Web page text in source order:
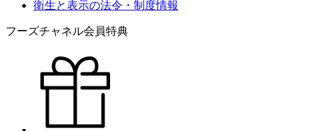
衛生と表示の法令・制度情報
フーズチャネル会員特典